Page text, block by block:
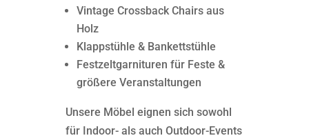
Vintage Crossback Chairs aus
Holz
Klappstühle & Bankettstühle
Festzeltgarnituren für Feste &
größere Veranstaltungen
Unsere Möbel eignen sich sowohl
für Indoor- als auch Outdoor-Events